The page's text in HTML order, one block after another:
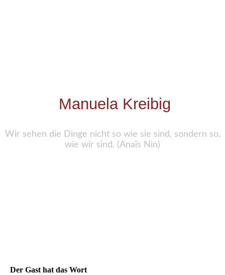
Manuela Kreibig
Wir sehen die Dinge nicht so wie sie sind, sondern so,
wie wir sind. (Anaïs Nin)
Der Gast hat das Wort